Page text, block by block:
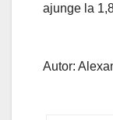
ajunge la
Autor: